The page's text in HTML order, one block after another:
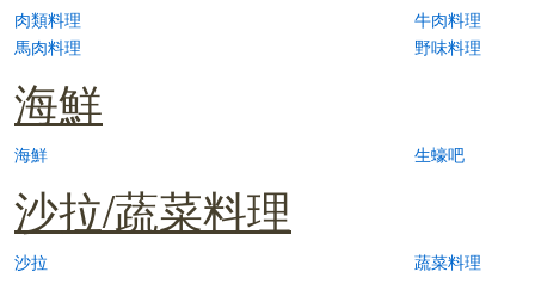
肉類料理
牛肉料理
馬肉料理
野味料理
海鮮
海鮮 生蠔吧
沙拉/蔬菜料理
沙拉 蔬菜料理